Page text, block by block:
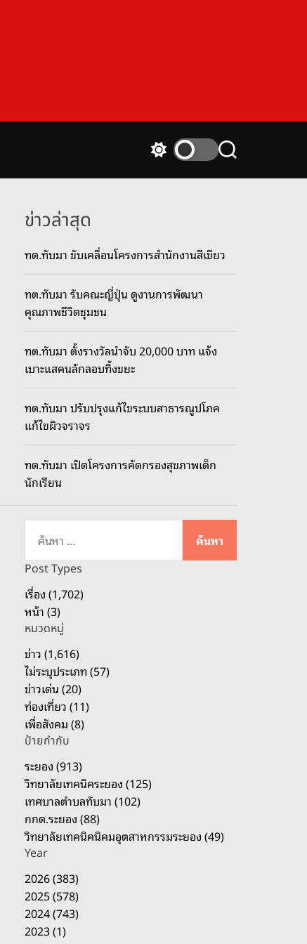
i
o
r
e
S
a
ข่าวล่าสุด
ทต.ทับมา ขับเคลื่อนโครงการสำนักงานสีเขียว
ทต.ทับมา รับคณะญี่ปุ่น ดูงานการพัฒนา
คุณภาพชีวิตชุมชน
ทต.ทับมา ตั้งรางวัลนำจับ 20,000 บาท แจ้ง
เบาะแสคนลักลอบทิ้งขยะ
ทต.ทับมา ปรับปรุงแก้ไขระบบสาธารณูปโภค
แก้ไขผิวจราจร
ทต.ทับมา เปิดโครงการคัดกรองสุขภาพเด็ก
นักเรียน
ห
สำ
ห
รั
บ
:
Post Types
เรื่อง (1,702)
หน้า (3)
หมวดหมู่
ข่าว (1,616)
ไม่ระบุประเภท (57)
ข่าวเด่น (20)
ท่องเที่ยว (11)
เพื่อสังคม (8)
ป้ายกำกับ
ระยอง (913)
วิทยาลัยเทคนิคระยอง (125)
เทศบาลตำบลทับมา (102)
กกต.ระยอง (88)
วิทยาลัยเทคนิคนิคมอุตสาหกรรมระยอง (49)
Year
2026 (383)
2025 (578)
2024 (743)
2023 (1)